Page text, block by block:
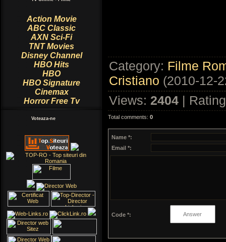
Action Movie
ABC Classic
AXN Sci-Fi
TNT Movies
Disney Channel
HBO Hits
HBO
HBO Signature
Cinemax
Horror Free Tv
Voteaza-ne
Category: Filme
Cristiano (2010-12-
Views: 2404 | Rating
Total comments: 0
Name *:
Email *:
Code *: